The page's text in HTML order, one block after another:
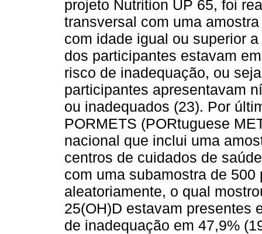
projeto Nutrition UP 65, foi
transversal com uma
com idade igual ou superior
dos participantes estavam
risco de inadequação, ou
participantes apresentavam
ou inadequados (23). Por
PORMETS (PORtuguese
nacional que inclui uma
centros de cuidados de
com uma subamostra de
aleatoriamente, o qual
25(OH)D estavam presentes
de inadequação em 47,9%